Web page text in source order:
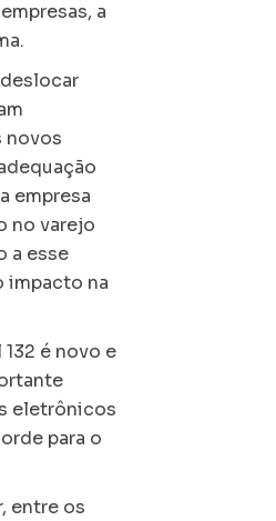
a
novos
empresa
no varejo
a esse
impacto na
é novo e
eletrônicos
para o
entre os